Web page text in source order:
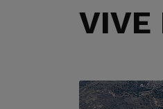
VIVE